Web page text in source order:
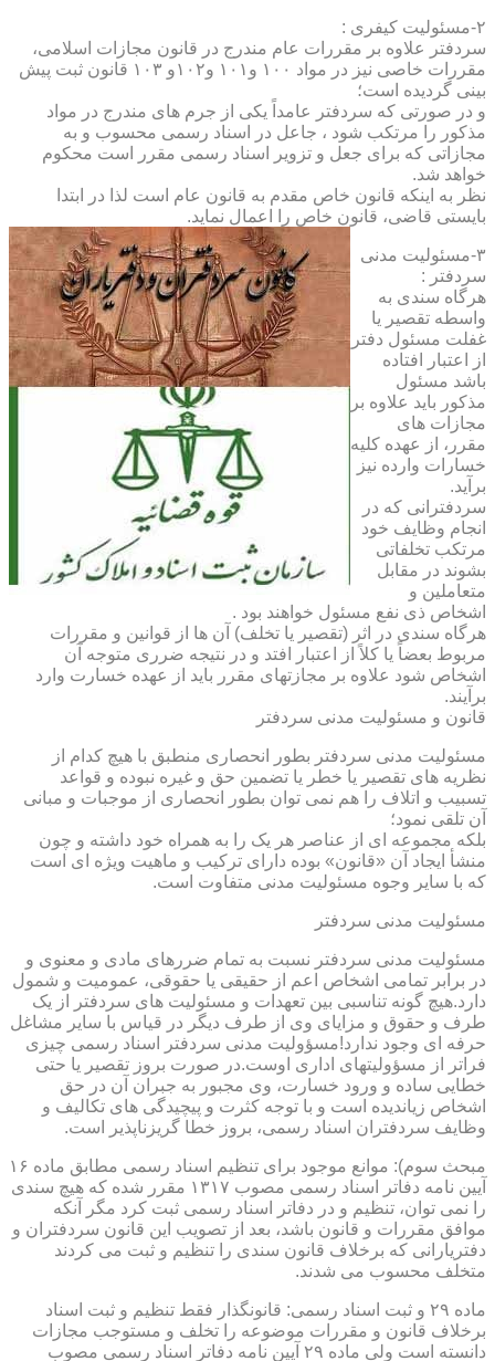
۲-مسئولیت کیفری :
سردفتر علاوه بر مقررات عام مندرج در قانون مجازات اسلامی،
مقررات خاصی نیز در مواد ۱۰۰ و۱۰۱ و۱۰۲و ۱۰۳ قانون ثبت پیش
بینی گردیده است؛
و در صورتی که سردفتر عامداً یکی از جرم های مندرج در مواد
مذکور را مرتکب شود ، جاعل در اسناد رسمی محسوب و به
مجازاتی که برای جعل و تزویر اسناد رسمی مقرر است محکوم
خواهد شد.
نظر به اینکه قانون خاص مقدم به قانون عام است لذا در ابتدا
بایستی قاضی، قانون خاص را اعمال نماید.
۳-مسئولیت مدنی
سردفتر :
هرگاه سندی به
واسطه تقصیر یا
غفلت مسئول دفتر
از اعتبار افتاده
باشد مسئول
مذکور باید علاوه بر
مجازات های
مقرر، از عهده کلیه
خسارات وارده نیز
برآید.
سردفترانی که در
انجام وظایف خود
مرتکب تخلفاتی
بشوند در مقابل
متعاملین و
اشخاص ذی نفع مسئول خواهند بود .
هرگاه سندی در اثر (تقصیر یا تخلف) آن ها از قوانین و مقررات
مربوط بعضاً یا کلاً از اعتبار افتد و در نتیجه ضرری متوجه آن
اشخاص شود علاوه بر مجازتهای مقرر باید از عهده خسارت وارد
برآیند.
قانون و مسئولیت مدنی سردفتر
مسئولیت مدنی سردفتر بطور انحصاری منطبق با هیچ کدام از
نظریه های تقصیر یا خطر یا تضمین حق و غیره نبوده و قواعد
تسبیب و اتلاف را هم نمی توان بطور انحصاری از موجبات و مبانی
آن تلقی نمود؛
بلکه مجموعه ای از عناصر هر یک را به همراه خود داشته و چون
منشأ ایجاد آن «قانون» بوده دارای ترکیب و ماهیت ویژه ای است
که با سایر وجوه مسئولیت مدنی متفاوت است.
مسئولیت مدنی سردفتر
مسئولیت مدنی سردفتر نسبت به تمام ضررهای مادی و معنوی و
در برابر تمامی اشخاص اعم از حقیقی یا حقوقی، عمومیت و شمول
دارد.هیچ گونه تناسبی بین تعهدات و مسئولیت های سردفتر از یک
طرف و حقوق و مزایای وی از طرف دیگر در قیاس با سایر مشاغل
حرفه ای وجود ندارد!مسؤولیت مدنی سردفتر اسناد رسمی چیزی
فراتر از مسؤولیتهای اداری اوست.در صورت بروز تقصیر یا حتی
خطایی ساده و ورود خسارت، وی مجبور به جبران آن در حق
اشخاص زیاندیده است و با توجه کثرت و پیچیدگی های تکالیف و
وظایف سردفتران اسناد رسمی، بروز خطا گریزناپذیر است.
مبحث سوم): موانع موجود برای تنظیم اسناد رسمی مطابق ماده ۱۶
آیین نامه دفاتر اسناد رسمی مصوب ۱۳۱۷ مقرر شده که هیچ سندی
را نمی توان، تنظیم و در دفاتر اسناد رسمی ثبت کرد مگر آنکه
موافق مقررات و قانون باشد، بعد از تصویب این قانون سردفتران و
دفتریارانی که برخلاف قانون سندی را تنظیم و ثبت می کردند
متخلف محسوب می شدند.
ماده ۲۹ و ثبت اسناد رسمی: قانونگذار فقط تنظیم و ثبت اسناد
برخلاف قانون و مقررات موضوعه را تخلف و مستوجب مجازات
دانسته است ولی ماده ۲۹ آیین نامه دفاتر اسناد رسمی مصوب